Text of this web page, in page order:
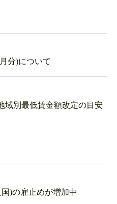
分)について
域別最低賃金額改定の目安
)の雇止めが増加中